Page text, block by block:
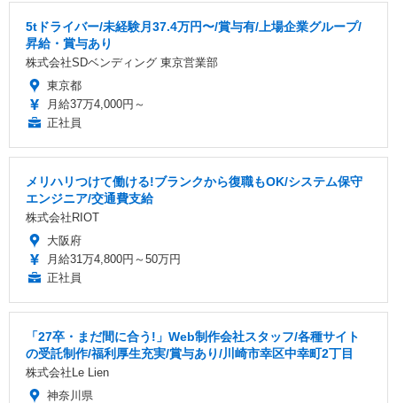
5tドライバー/未経験月37.4万円〜/賞与有/上場企業グループ/
昇給・賞与あり
株式会社SDベンディング 東京営業部
東京都
月給37万4,000円～
正社員
メリハリつけて働ける!ブランクから復職もOK/システム保守
エンジニア/交通費支給
株式会社RIOT
大阪府
月給31万4,800円～50万円
正社員
「27卒・まだ間に合う!」Web制作会社スタッフ/各種サイト
の受託制作/福利厚生充実/賞与あり/川崎市幸区中幸町2丁目
株式会社Le Lien
神奈川県